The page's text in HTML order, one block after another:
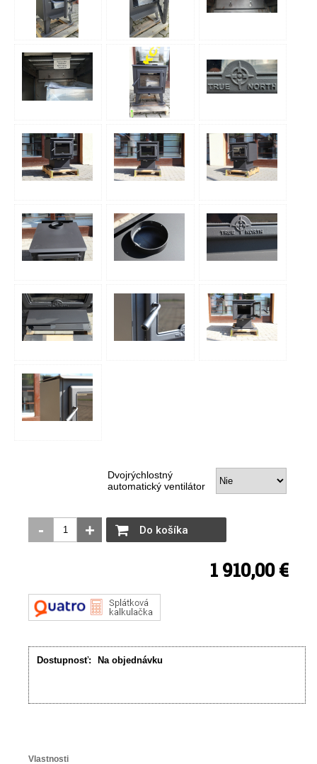
Dvojrýchlostný
automatický ventilátor
- + Do košíka
1 910,00 €
Dostupnosť: Na objednávku
Vlastnosti